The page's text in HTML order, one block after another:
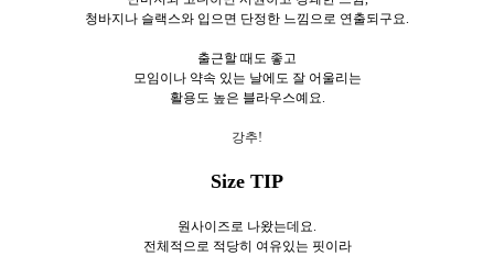
청바지나 슬랙스와 입으면 단정한 느낌으로 연출되구요.
출근할 때도 좋고
모임이나 약속 있는 날에도 잘 어울리는
활용도 높은 블라우스예요.
강추!
Size TIP
원사이즈로 나왔는데요.
전체적으로 적당히 여유있는 핏이라